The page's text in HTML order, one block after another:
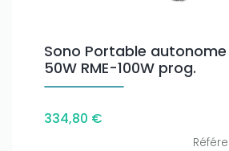
Sono Portable autonome
50W RME-100W prog.
334,80 €